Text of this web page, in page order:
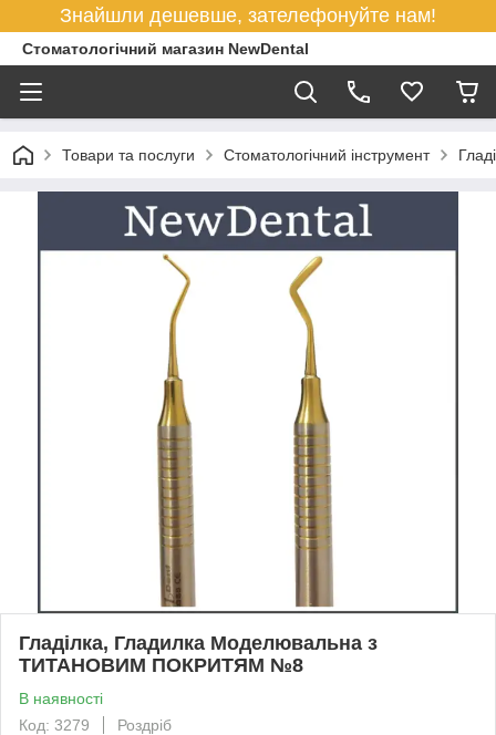
Знайшли дешевше, зателефонуйте нам!
Стоматологічний магазин NewDental
Товари та послуги Стоматологічний інструмент
Гладілка, Гладилка Моделювальна з
ТИТАНОВИМ ПОКРИТЯМ №8
В наявності
Код: 3279
Роздріб